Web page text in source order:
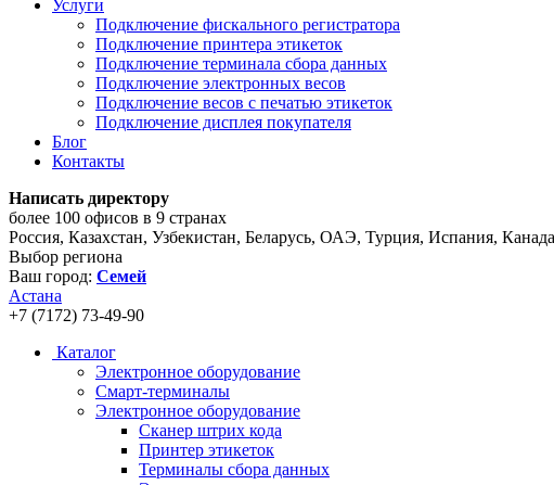
Услуги
Подключение фискального регистратора
Подключение принтера этикеток
Подключение терминала сбора данных
Подключение электронных весов
Подключение весов с печатью этикеток
Подключение дисплея покупателя
Блог
Контакты
Написать директору
более 100 офисов в 9 странах
Россия, Казахстан, Узбекистан, Беларусь, ОАЭ, Турция, Испания,
Выбор региона
Ваш город: Семей
Астана
+7 (7172) 73-49-90
Каталог
Электронное оборудование
Смарт-терминалы
Электронное оборудование
Сканер штрих кода
Принтер этикеток
Терминалы сбора данных